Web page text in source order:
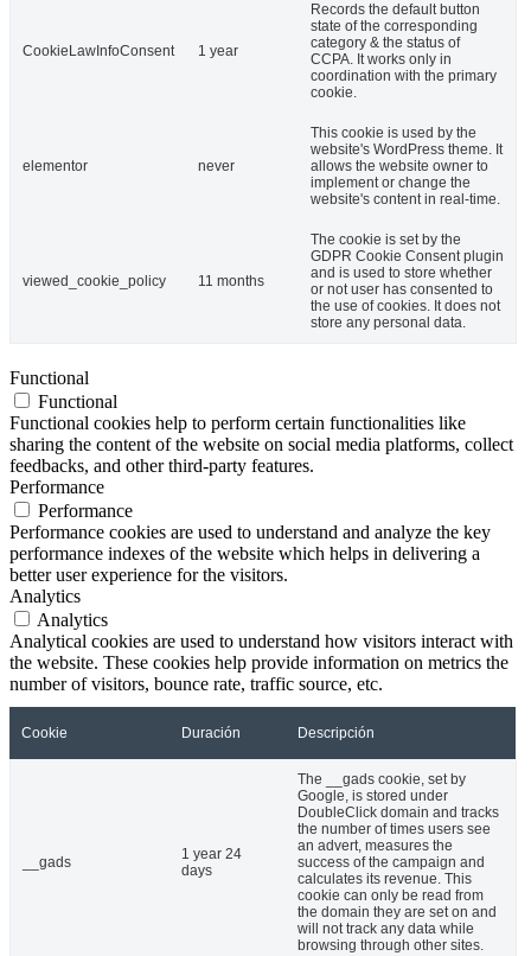
CookieLawInfoConsent 1 year
Records the default button
state of the corresponding
category & the status of
CCPA. It works only in
coordination with the primary
cookie.
elementor never
This cookie is used by the
website's WordPress theme. It
allows the website owner to
implement or change the
website's content in real-time.
viewed_cookie_policy 11 months
The cookie is set by the
GDPR Cookie Consent plugin
and is used to store whether
or not user has consented to
the use of cookies. It does not
store any personal data.
Functional
Functional
Functional cookies help to perform certain functionalities like
sharing the content of the website on social media platforms, collect
feedbacks, and other third-party features.
Performance
Performance
Performance cookies are used to understand and analyze the key
performance indexes of the website which helps in delivering a
better user experience for the visitors.
Analytics
Analytics
Analytical cookies are used to understand how visitors interact with
the website. These cookies help provide information on metrics the
number of visitors, bounce rate, traffic source, etc.
Cookie Duración Descripción
__gads
1 year 24
days
The __gads cookie, set by
Google, is stored under
DoubleClick domain and tracks
the number of times users see
an advert, measures the
success of the campaign and
calculates its revenue. This
cookie can only be read from
the domain they are set on and
will not track any data while
browsing through other sites.